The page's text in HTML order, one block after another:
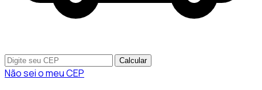
Calcular
Não sei o meu CEP